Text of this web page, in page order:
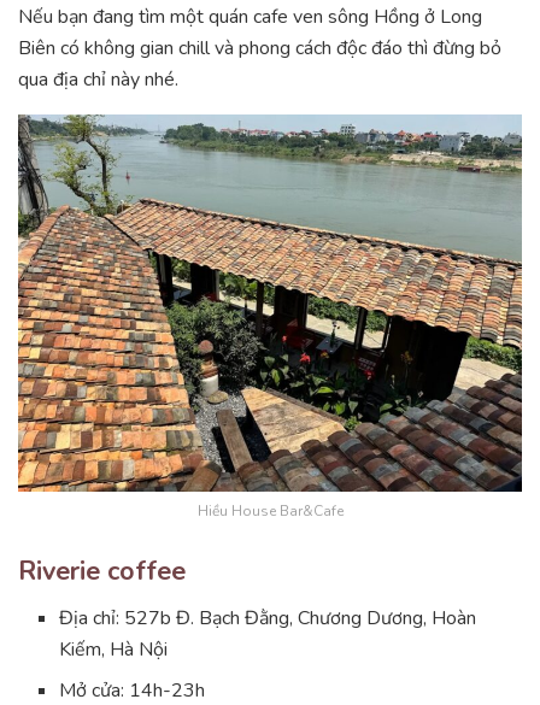
Nếu bạn đang tìm một quán cafe ven sông Hồng ở Long
Biên có không gian chill và phong cách độc đáo thì đừng bỏ
qua địa chỉ này nhé.
Hiều House Bar&Cafe
Riverie coffee
Địa chỉ: 527b Đ. Bạch Đằng, Chương Dương, Hoàn
Kiếm, Hà Nội
Mở cửa: 14h-23h